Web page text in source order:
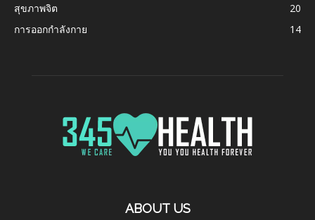
สุขภาพจิต
20
การออกกำลังกาย
14
ABOUT US